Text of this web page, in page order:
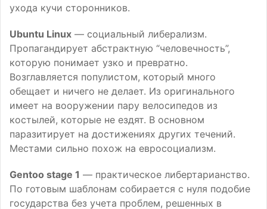
ухода кучи сторонников.
Ubuntu Linux — социальный либерализм.
Пропагандирует абстрактную “человечность”,
которую понимает узко и превратно.
Возглавляется популистом, который много
обещает и ничего не делает. Из оригинального
имеет на вооружении пару велосипедов из
костылей, которые не ездят. В основном
паразитирует на достижениях других течений.
Местами сильно похож на евросоциализм.
Gentoo stage 1 — практическое либертарианство.
По готовым шаблонам собирается с нуля подобие
государства без учета проблем, решенных в